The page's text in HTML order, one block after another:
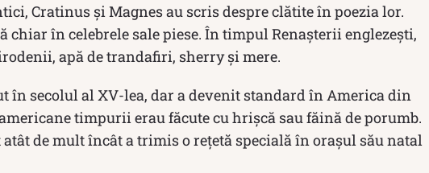
Cratinus și Magnes au scris despre clătite în poezia lor.
chiar în celebrele sale piese. În timpul Renașterii englezești,
apă de trandafiri, sherry și mere.
în secolul al XV-lea, dar a devenit standard în America din
timpurii erau făcute cu hrișcă sau făină de porumb.
de mult încât a trimis o rețetă specială în orașul său natal